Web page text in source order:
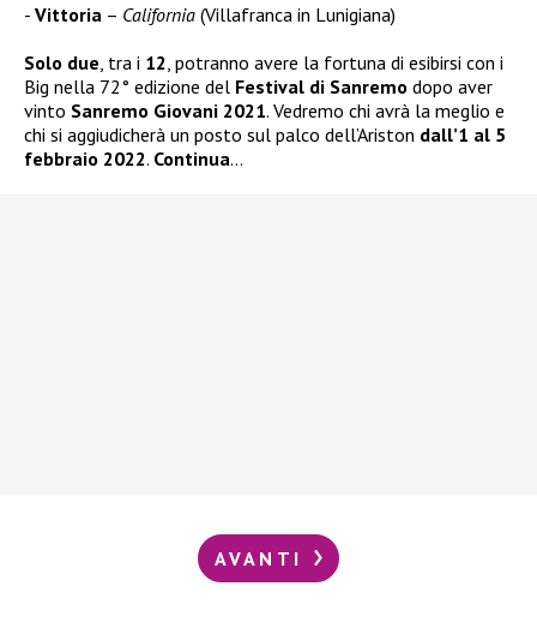
Vittoria – California (Villafranca in Lunigiana)
Solo due, tra i 12, potranno avere la fortuna di esibirsi con i
Big nella 72° edizione del Festival di Sanremo dopo aver
vinto Sanremo Giovani 2021. Vedremo chi avrà la meglio e
chi si aggiudicherà un posto sul palco dell’Ariston dall’1 al 5
febbraio 2022. Continua…
AVANTI